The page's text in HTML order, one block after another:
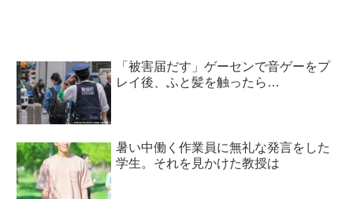
「被害届だす」ゲーセンで音ゲーをプ
レイ後、ふと髪を触ったら…
暑い中働く作業員に無礼な発言をした
学生。それを見かけた教授は